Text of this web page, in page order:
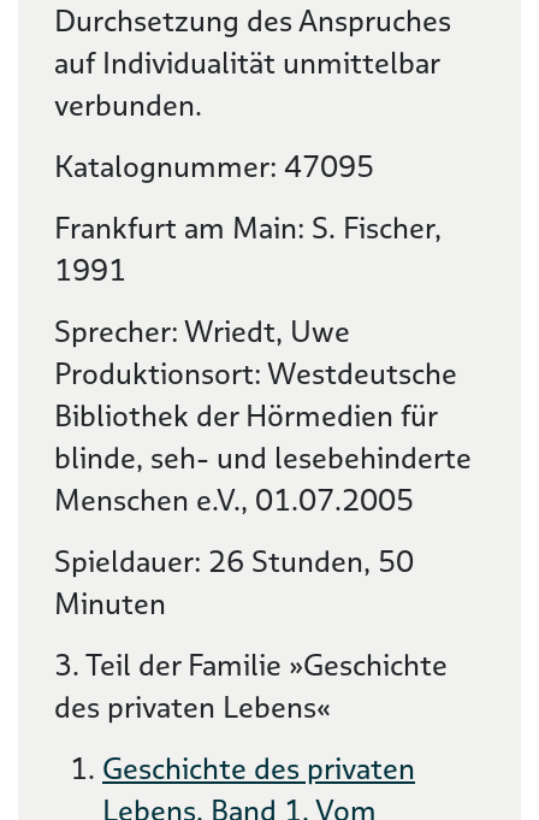
Durchsetzung des Anspruches
auf Individualität unmittelbar
verbunden.
Katalognummer: 47095
Frankfurt am Main: S. Fischer,
1991
Sprecher: Wriedt, Uwe
Produktionsort: Westdeutsche
Bibliothek der Hörmedien für
blinde, seh- und lesebehinderte
Menschen e.V., 01.07.2005
Spieldauer: 26 Stunden, 50
Minuten
3. Teil der Familie »Geschichte
des privaten Lebens«
Geschichte des privaten
Lebens. Band 1. Vom